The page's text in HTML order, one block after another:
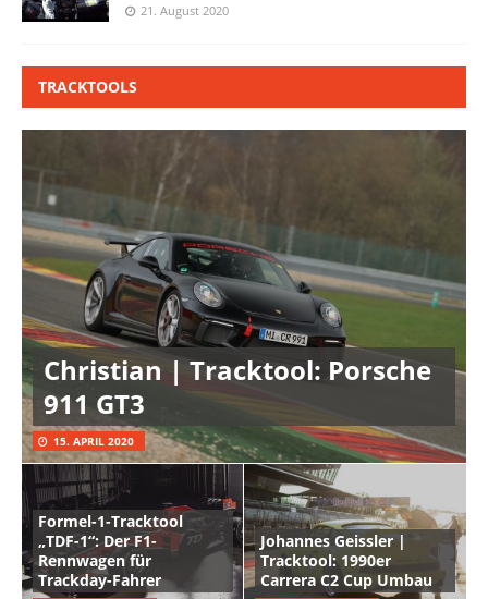
21. August 2020
TRACKTOOLS
Christian | Tracktool: Porsche
911 GT3
15. APRIL 2020
Formel-1-Tracktool
„TDF-1“: Der F1-
Rennwagen für
Trackday-Fahrer
Johannes Geissler |
Tracktool: 1990er
Carrera C2 Cup Umbau